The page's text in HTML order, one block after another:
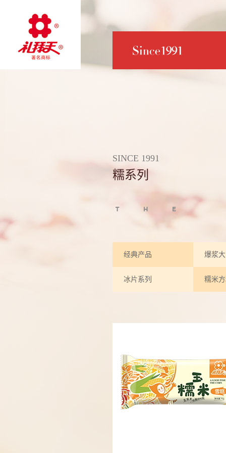
SINCE 1991
糯系列
经典产品 爆浆
冰片系列 糯米